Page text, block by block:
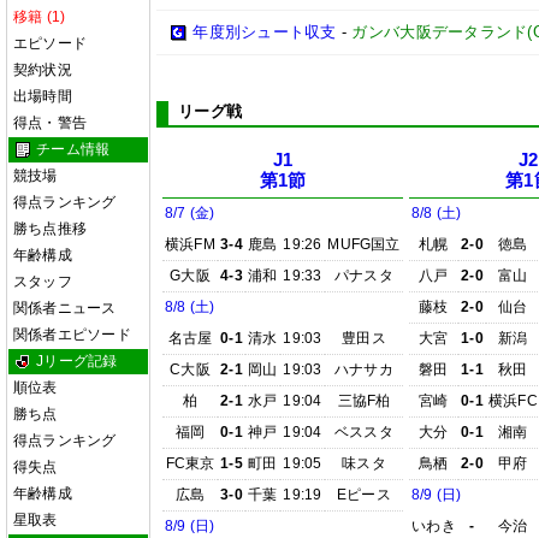
移籍 (1)
エピソード
契約状況
出場時間
得点・警告
チーム情報
競技場
得点ランキング
勝ち点推移
年齢構成
スタッフ
関係者ニュース
関係者エピソード
Jリーグ記録
順位表
勝ち点
得点ランキング
得失点
年齢構成
星取表
年度別シュート収支 - ガンバ大阪データランド
リーグ戦
J1
第1節
8/7 (金)
横浜FM 3-4 鹿島 19:26 MUFG国立
G大阪
4-3 浦和 19:33
パナスタ
8/8 (土)
名古屋 0-1 清水 19:03
豊田ス
C大阪
2-1 岡山 19:03
ハナサカ
柏
2-1 水戸 19:04
三協F柏
福岡
0-1 神戸 19:04
ベススタ
FC東京 1-5 町田 19:05
味スタ
広島
3-0 千葉 19:19
Eピース
8/9 (日)
J2
第1
8/8 (土)
札幌
2-0
徳島
八戸
2-0
富山
藤枝
2-0
仙台
大宮
1-0
新潟
磐田
1-1
秋田
宮崎
0-1 横浜FC
大分
0-1
湘南
鳥栖
2-0
甲府
8/9 (日)
いわき
-
今治